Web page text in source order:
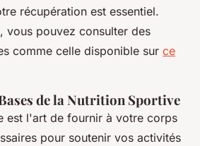
récupération est essentiel.
vous pouvez consulter des
comme celle disponible sur ce
de la Nutrition Sportive
est l'art de fournir à votre corps
pour soutenir vos activités